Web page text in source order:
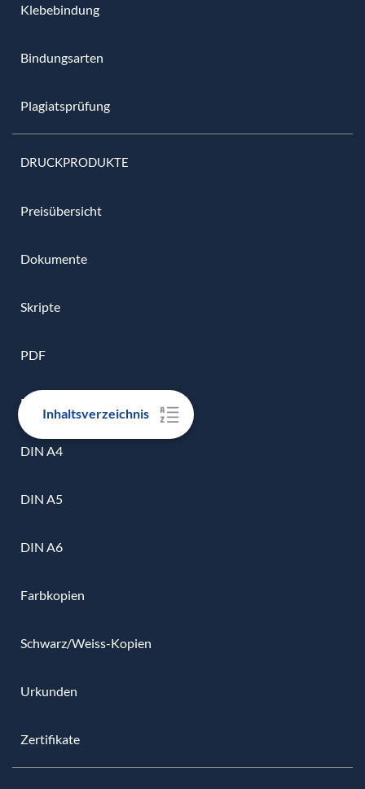
Inhaltsverzeichnis
Klebebindung
Bindungsarten
Plagiatsprüfung
DRUCKPRODUKTE
Preisübersicht
Dokumente
Skripte
PDF
DIN A3
DIN A4
DIN A5
DIN A6
Farbkopien
Schwarz/Weiss-Kopien
Urkunden
Zertifikate